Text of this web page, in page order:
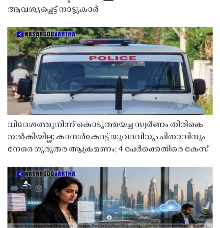
ആവശ്യപ്പെട്ട് നാട്ടുകാർ
വിദേശത്തുനിന്ന് കൊടുത്തയച്ച സ്വർണം തിരികെ
നൽകിയില്ല; കാസർകോട്ട് യുവാവിനും പിതാവിനും
നേരെ ഗുരുതര ആക്രമണം; 4 പേർക്കെതിരെ കേസ്